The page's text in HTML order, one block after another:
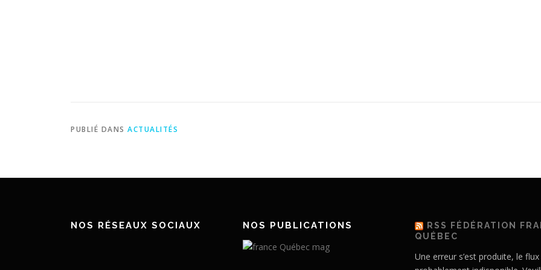
PUBLIÉ DANS ACTUALITÉS
NOS RÉSEAUX SOCIAUX NOS PUBLICATIONS
RSS FÉDÉRATION
QUÉBEC
Une erreur s’est produite, le